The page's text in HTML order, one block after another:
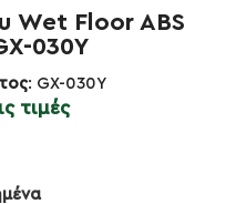
Wet Floor ABS
030Y
: GX-030Y
τιμές